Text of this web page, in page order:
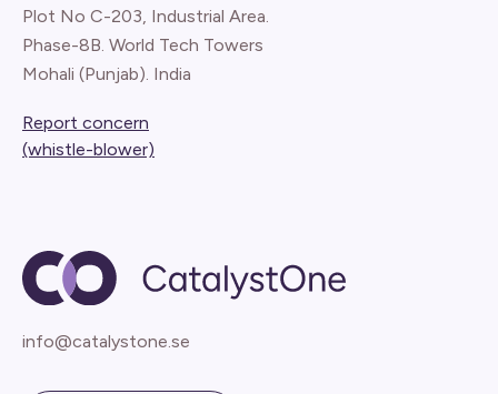
Plot No C-203, Industrial Area.
Phase-8B. World Tech Towers
Mohali (Punjab). India
Report concern
(whistle-blower)
info@catalystone.se